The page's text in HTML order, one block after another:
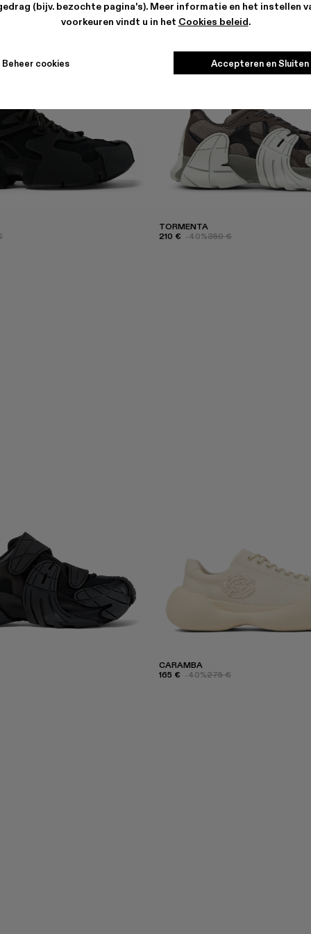
(bijv. bezochte pagina's). Meer informatie en het instellen
voorkeuren vindt u in het Cookies beleid.
Beheer cookies Accepteren en Sluiten
TORMENTA
210 € -40%350 €
CARAMBA
165 € -40%275 €